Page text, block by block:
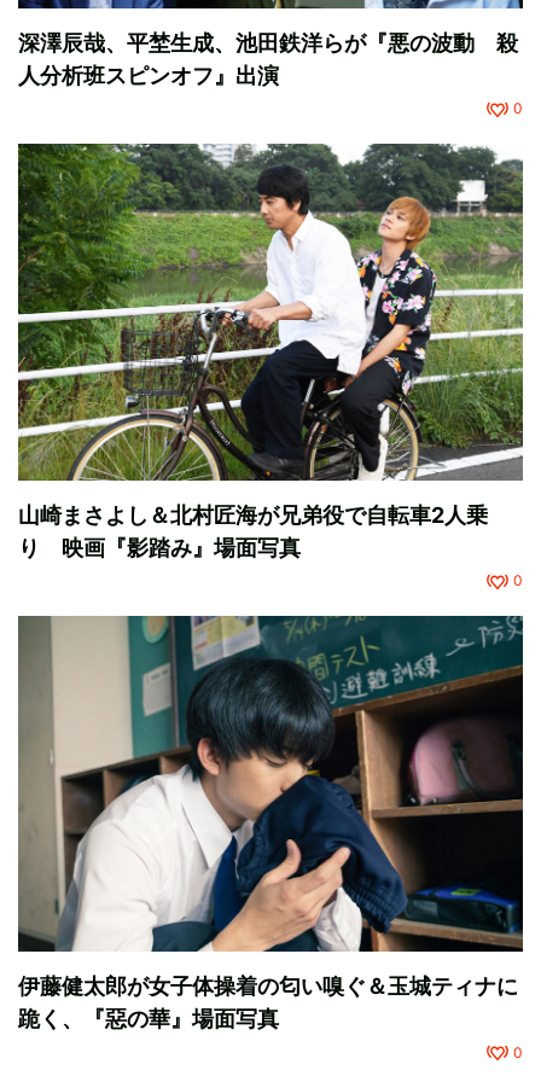
深澤辰哉、平埜生成、池田鉄洋らが『悪の波動 殺
人分析班スピンオフ』出演
0
山崎まさよし＆北村匠海が兄弟役で自転車2人乗
り 映画『影踏み』場面写真
0
伊藤健太郎が女子体操着の匂い嗅ぐ＆玉城ティナに
跪く、『惡の華』場面写真
0